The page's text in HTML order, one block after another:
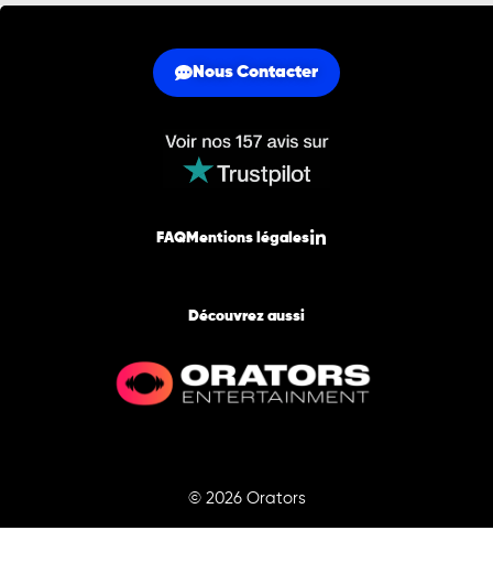
Nous Contacter
FAQ Mentions légales
Découvrez aussi
© 2026 Orators